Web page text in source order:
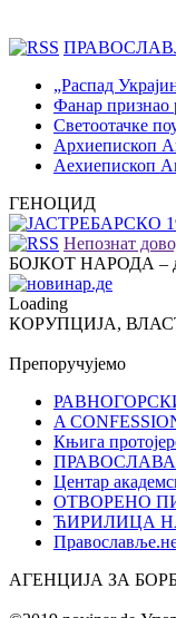
„Распад
Фанар
Светоотачке
Архиепископ
Аехиепископ
ГЕНОЦИД
Непознат
БОЈКОТ НАРОДА –
Loading
КОРУПЦИЈА,
Препоручујемо
A
Књига
ПРАВОСЛАВАЦ
Центар
ОТВОРЕНО
ЋИРИЛИЦА
АГЕНЦИЈА ЗА